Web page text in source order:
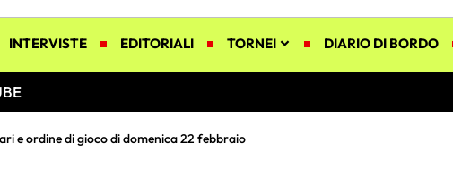
INTERVISTE EDITORIALI TORNEI DIARIO DI BORDO
e ordine di gioco di domenica 22 febbraio